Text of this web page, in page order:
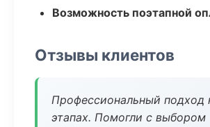
Возможность поэтапной
Отзывы клиентов
Профессиональный подход
этапах. Помогли с выбором